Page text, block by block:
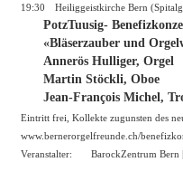
19:30 Heiliggeistkirche Bern
PotzTuusig-
«Bläserzauber und
Annerös Hulliger, Orgel
Martin Stöckli, Oboe
Jean-François Michel,
Eintritt frei, Kollekte zugunsten des
www.bernerorgelfreunde.ch/
Veranstalter:
BarockZentrum Bern |